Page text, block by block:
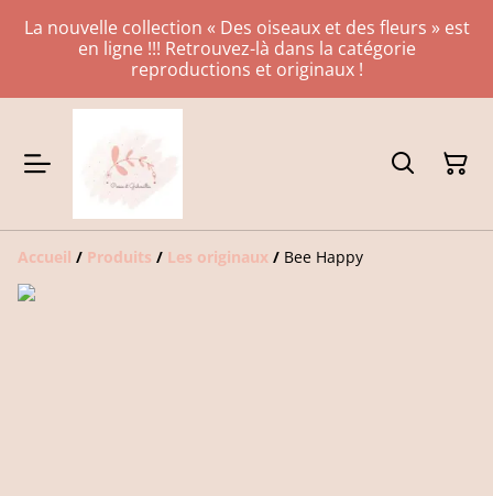
La nouvelle collection « Des oiseaux et des fleurs » est
en ligne !!! Retrouvez-là dans la catégorie
reproductions et originaux !
Accueil / Produits / Les originaux / Bee Happy